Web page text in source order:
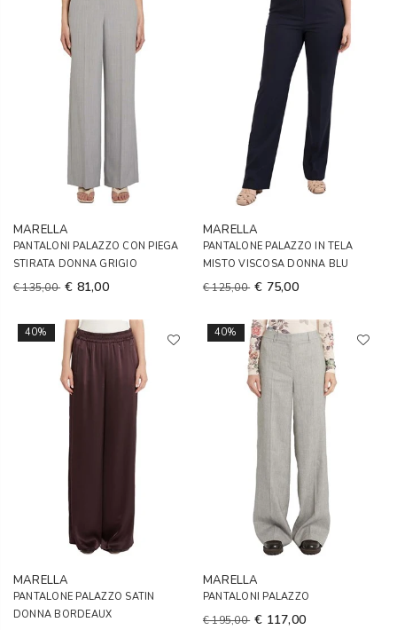
MARELLA
PANTALONI PALAZZO CON PIEGA
STIRATA DONNA GRIGIO
€ 135,00 € 81,00
MARELLA
PANTALONE PALAZZO IN TELA
MISTO VISCOSA DONNA BLU
€ 125,00 € 75,00
40%
MARELLA
PANTALONE PALAZZO SATIN
DONNA BORDEAUX
40%
MARELLA
PANTALONI PALAZZO
€ 195,00 € 117,00